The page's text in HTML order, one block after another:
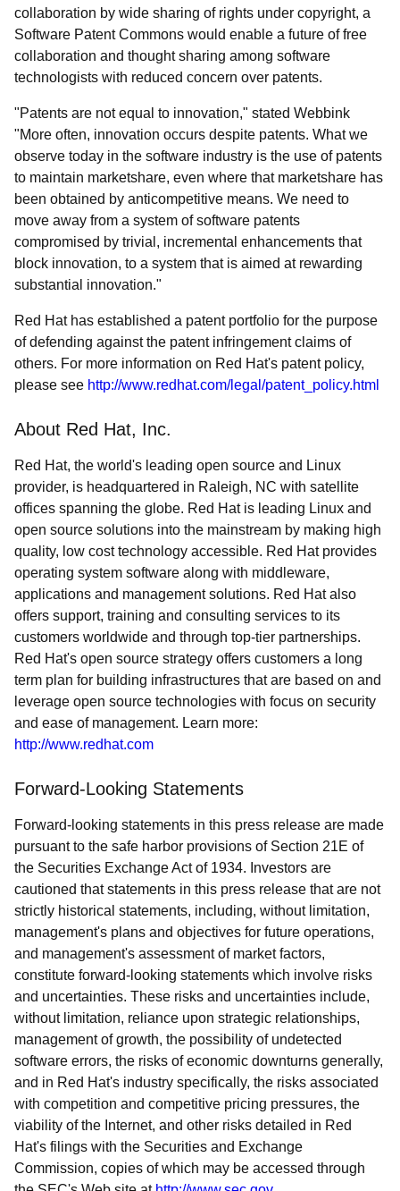
collaboration by wide sharing of rights under copyright, a
Software Patent Commons would enable a future of free
collaboration and thought sharing among software
technologists with reduced concern over patents.
"Patents are not equal to innovation," stated Webbink
"More often, innovation occurs despite patents. What we
observe today in the software industry is the use of patents
to maintain marketshare, even where that marketshare has
been obtained by anticompetitive means. We need to
move away from a system of software patents
compromised by trivial, incremental enhancements that
block innovation, to a system that is aimed at rewarding
substantial innovation."
Red Hat has established a patent portfolio for the purpose
of defending against the patent infringement claims of
others. For more information on Red Hat's patent policy,
please see http://www.redhat.com/legal/patent_policy.html
About Red Hat, Inc.
Red Hat, the world's leading open source and Linux
provider, is headquartered in Raleigh, NC with satellite
offices spanning the globe. Red Hat is leading Linux and
open source solutions into the mainstream by making high
quality, low cost technology accessible. Red Hat provides
operating system software along with middleware,
applications and management solutions. Red Hat also
offers support, training and consulting services to its
customers worldwide and through top-tier partnerships.
Red Hat's open source strategy offers customers a long
term plan for building infrastructures that are based on and
leverage open source technologies with focus on security
and ease of management. Learn more:
http://www.redhat.com
Forward-Looking Statements
Forward-looking statements in this press release are made
pursuant to the safe harbor provisions of Section 21E of
the Securities Exchange Act of 1934. Investors are
cautioned that statements in this press release that are not
strictly historical statements, including, without limitation,
management's plans and objectives for future operations,
and management's assessment of market factors,
constitute forward-looking statements which involve risks
and uncertainties. These risks and uncertainties include,
without limitation, reliance upon strategic relationships,
management of growth, the possibility of undetected
software errors, the risks of economic downturns generally,
and in Red Hat's industry specifically, the risks associated
with competition and competitive pricing pressures, the
viability of the Internet, and other risks detailed in Red
Hat's filings with the Securities and Exchange
Commission, copies of which may be accessed through